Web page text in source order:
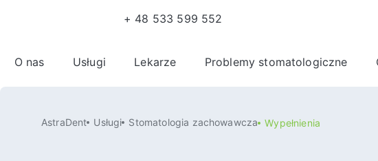
+ 48 533 599 552
O nas Usługi Lekarze Problemy stomatologiczne
AstraDent Usługi Stomatologia zachowawcza Wypełnienia